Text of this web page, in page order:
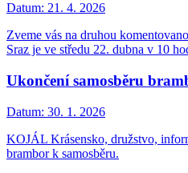
Datum: 21. 4. 2026
Zveme vás na druhou
Sraz je ve středu 22. dubna v 10
Ukončení samosběru
Datum: 30. 1. 2026
KOJÁL Krásensko, družstvo,
brambor k samosběru.